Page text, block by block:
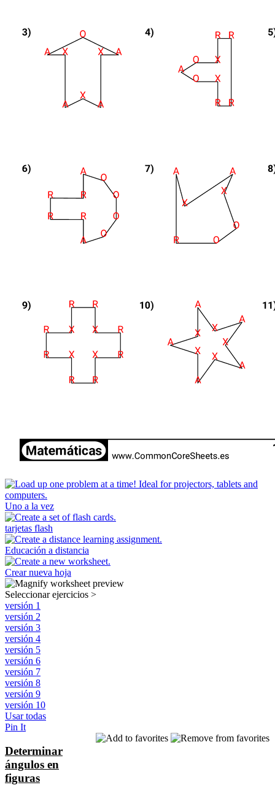
Uno a la vez
tarjetas flash
Educación a distancia
Crear nueva hoja
Seleccionar ejercicios >
versión 1
versión 2
versión 3
versión 4
versión 5
versión 6
versión 7
versión 8
versión 9
versión 10
Usar todas
Pin It
Determinar
ángulos en
figuras